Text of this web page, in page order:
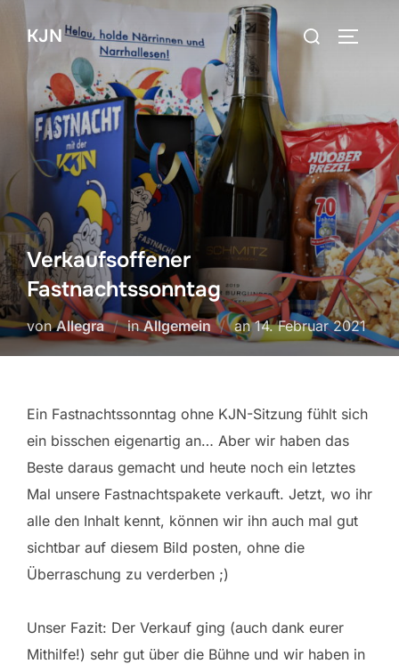
InhaltKJN
Suchen
Verkaufsoffener
Fastnachtssonntag
vonAllegra inAllgemein anVeröffentlicht
14. Februar 2021
Ein Fastnachtssonntag ohne KJN-Sitzung fühlt sich
ein bisschen eigenartig an… Aber wir haben das
Beste daraus gemacht und heute noch ein letztes
Mal unsere Fastnachtspakete verkauft. Jetzt, wo ihr
alle den Inhalt kennt, können wir ihn auch mal gut
sichtbar auf diesem Bild posten, ohne die
Überraschung zu verderben ;)
Unser Fazit: Der Verkauf ging (auch dank eurer
Mithilfe!) sehr gut über die Bühne und wir haben in